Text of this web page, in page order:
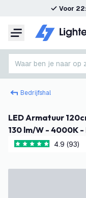
Voor
Menu
Waar ben je naar op
Bedrijfshal
LED Armatuur 120cm - Samsung LED - IP65 - 36W -
130 lm/W - 4000K
4.9 score sterren
4.9 (93)